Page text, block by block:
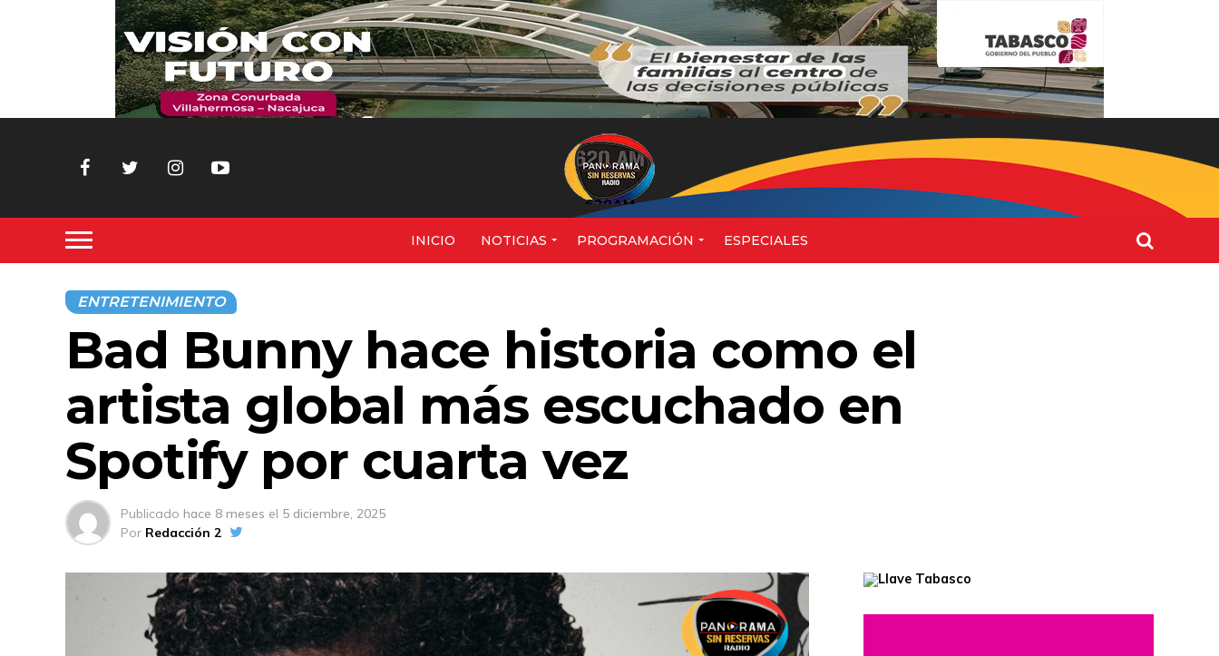
620AM
INICIO NOTICIAS PROGRAMACIÓN ESPECIALES
ENTRETENIMIENTO
Bad Bunny hace historia como el
artista global más escuchado en
Spotify por cuarta vez
Publicado hace 8 meses el 5 diciembre, 2025
Por Redacción 2